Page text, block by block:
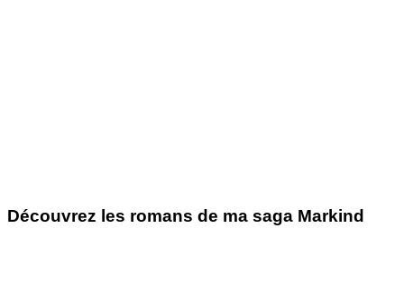
Découvrez les romans de ma saga Markind